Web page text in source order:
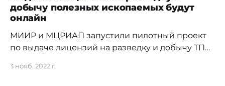
добычу полезных ископаемых будут
онлайн
МИИР и МЦРИАП запустили пилотный проект
по выдаче лицензий на разведку и добычу ТПИ
3 нояб. 2022 г.